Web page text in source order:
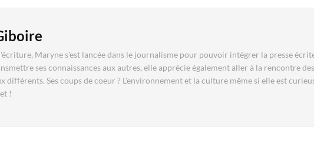
Maryne s'est lancée dans le journalisme pour pouvoir intégrer la presse
ses connaissances aux autres, elle apprécie également aller à la rencontre
différents. Ses coups de coeur ? L'environnement et la culture même si elle est
!